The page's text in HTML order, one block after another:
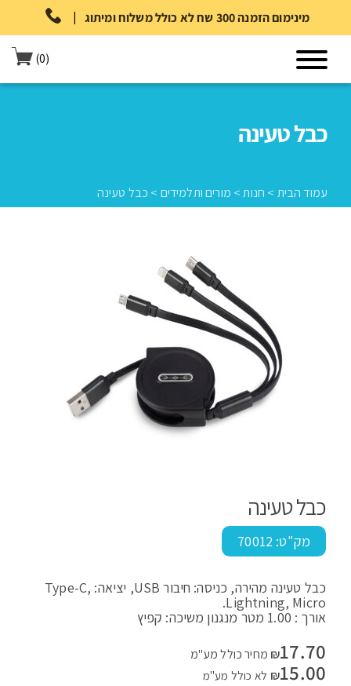
| מינימום הזמנה 300 שח לא כולל משלוח ומיתוג
(0)
כבל טעינה
עמוד הבית > חנות> מורים ותלמידים > כבל טעינה
מורים ותלמידים
כבל טעינה
מק"ט: 70012
כבל טעינה מהירה, כניסה: חיבור USB, יציאה: Type-C,
Lightning, Micro.
אורך : 1.00 מטר מנגנון משיכה: קפיץ
₪17.70
מחיר כולל מע"מ
₪15.00 לא כולל מע"מ